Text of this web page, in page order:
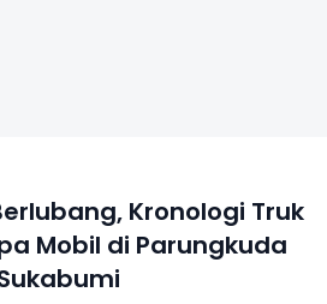
Kronologi Truk
Mobil di Parungkuda